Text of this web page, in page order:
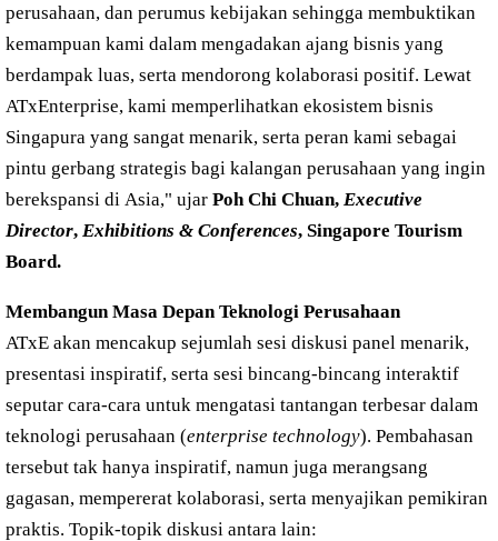
perusahaan, dan perumus kebijakan sehingga membuktikan
kemampuan kami dalam mengadakan ajang bisnis yang
berdampak luas, serta mendorong kolaborasi positif. Lewat
ATxEnterprise, kami memperlihatkan ekosistem bisnis
Singapura yang sangat menarik, serta peran kami sebagai
pintu gerbang strategis bagi kalangan perusahaan yang ingin
berekspansi di Asia," ujar Poh Chi Chuan, Executive
Director, Exhibitions & Conferences, Singapore Tourism
Board.
Membangun Masa Depan Teknologi Perusahaan
ATxE akan mencakup sejumlah sesi diskusi panel menarik,
presentasi inspiratif, serta sesi bincang-bincang interaktif
seputar cara-cara untuk mengatasi tantangan terbesar dalam
teknologi perusahaan (enterprise technology). Pembahasan
tersebut tak hanya inspiratif, namun juga merangsang
gagasan, mempererat kolaborasi, serta menyajikan pemikiran
praktis. Topik-topik diskusi antara lain: